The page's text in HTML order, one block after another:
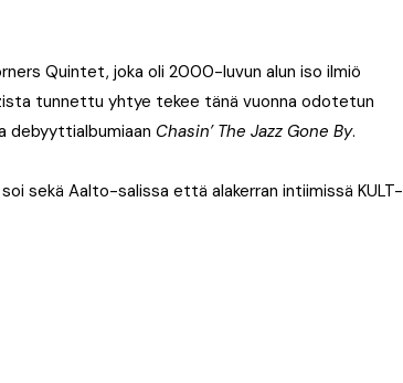
Quintet, joka oli 2000-luvun alun iso ilmiö
tunnettu yhtye tekee tänä vuonna odotetun
debyyttialbumiaan Chasin’ The Jazz Gone By.
sekä Aalto-salissa että alakerran intiimissä KULT-